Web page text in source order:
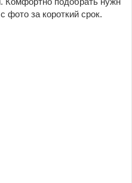
за короткий срок.